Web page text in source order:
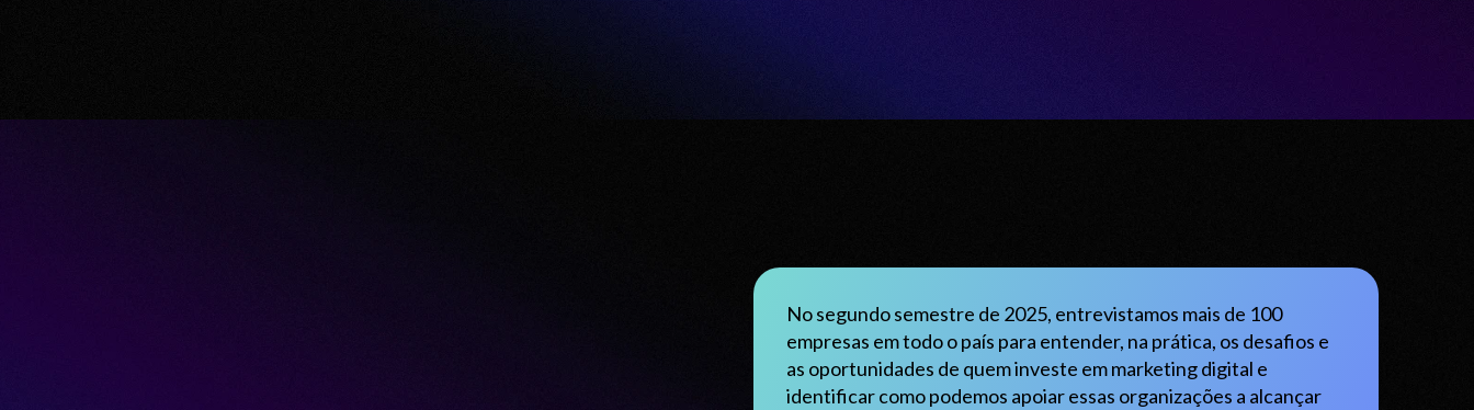
No segundo semestre de 2025, entrevistamos mais de 100
empresas em todo o país para entender, na prática, os desafios e
as oportunidades de quem investe em marketing digital e
identificar como podemos apoiar essas organizações a alcançar